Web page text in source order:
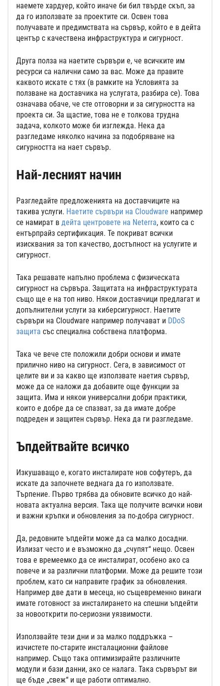
наемете хардуер, който иначе би бил твърде скъп, за
да го използвате за проектите си. Освен това
получавате и предимствата на сървър, който е в дейта
център с качествена инфраструктура и сигурност.
Друга полза на наетите сървъри е, че всичките им
ресурси са налични само за вас. Може да правите
каквото искате с тях (в рамките на Условията за
ползване на доставчика на услугата, разбира се). Това
означава обаче, че сте отговорни и за сигурността на
проекта си. За щастие, това не е толкова трудна
задача, колкото може би изглежда. Нека да
разгледаме няколко начина за подобряване на
сигурността на нает сървър.
Най-лесният начин
Разгледайте предложенията на доставчиците на
такива услуги. Наетите сървъри на Cloudware например
се намират в дейта центровете на Neterra, които са с
ентърпрайз сертификация. Те покриват всички
изисквания за топ качество, достъпност на услугите и
сигурност.
Така решавате напълно проблема с физическата
сигурност на сървъра. Защитата на инфраструктурата
също ще е на топ ниво. Някои доставчици предлагат и
допълнителни услуги за киберсигурност. Наетите
сървъри на Cloudware например получават и DDoS
защита със специална собствена платформа.
Така че вече сте положили добри основи и имате
прилично ниво на сигурност. Сега, в зависимост от
целите ви и за какво ще използвате наетия сървър,
може да се наложи да добавите още функции за
защита. Има и някои универсални добри практики,
които е добре да се спазват, за да имате добре
подреден и защитен сървър. Нека да ги разгледаме.
Ъпдейтвайте всичко
Изкушаващо е, когато инсталирате нов софутеръ, да
искате да започнете веднага да го използвате.
Търпение. Първо трябва да обновите всичко до най-
новата актуална версия. Така ще получите всички нови
и важни кръпки и обновления за по-добра сигурност.
Да, редовните ъпдейти може да са малко досадни.
Излизат често и е възможно да „счупят“ нещо. Освен
това е времеемко да се инсталират, особено ако са
повече и за различни платформи. Може да решите този
проблем, като си направите график за обновления.
Например две дати в месеца, но същевременно винаги
имате готовност за инсталирането на спешни ъпдейти
за новооткрити по-сериозни уязвимости.
Използвайте тези дни и за малко поддръжка –
изчистете по-старите инсталационни файлове
например. Също така оптимизирайте различните
модули и бази данни, ако се налага. Така сървърът ви
ще бъде „свеж“ и ще работи оптимално.